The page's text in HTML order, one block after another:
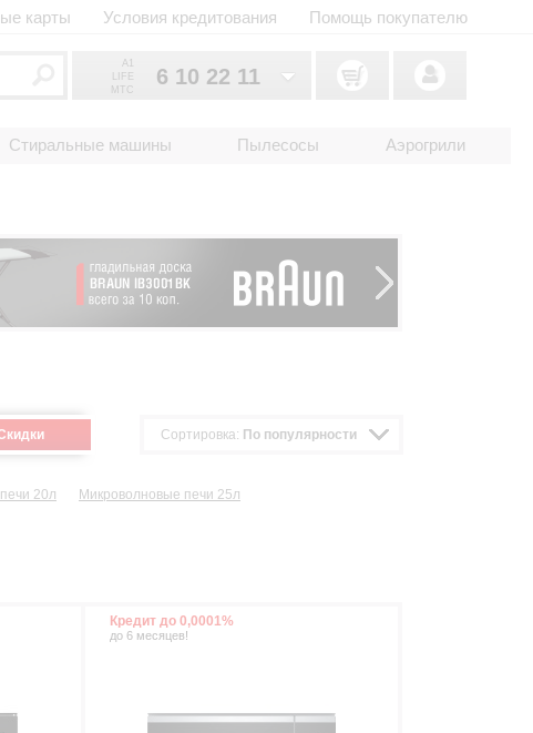
карты Условия кредитования Помощь покупателю
A1
LIFE
MTC
6 10 22 11
2 18 33 22
Стиральные машины Пылесосы Аэрогрили
Сортировка: По популярности
20л
Микроволновые печи 25л
Кредит до 0,0001%
до 6 месяцев!